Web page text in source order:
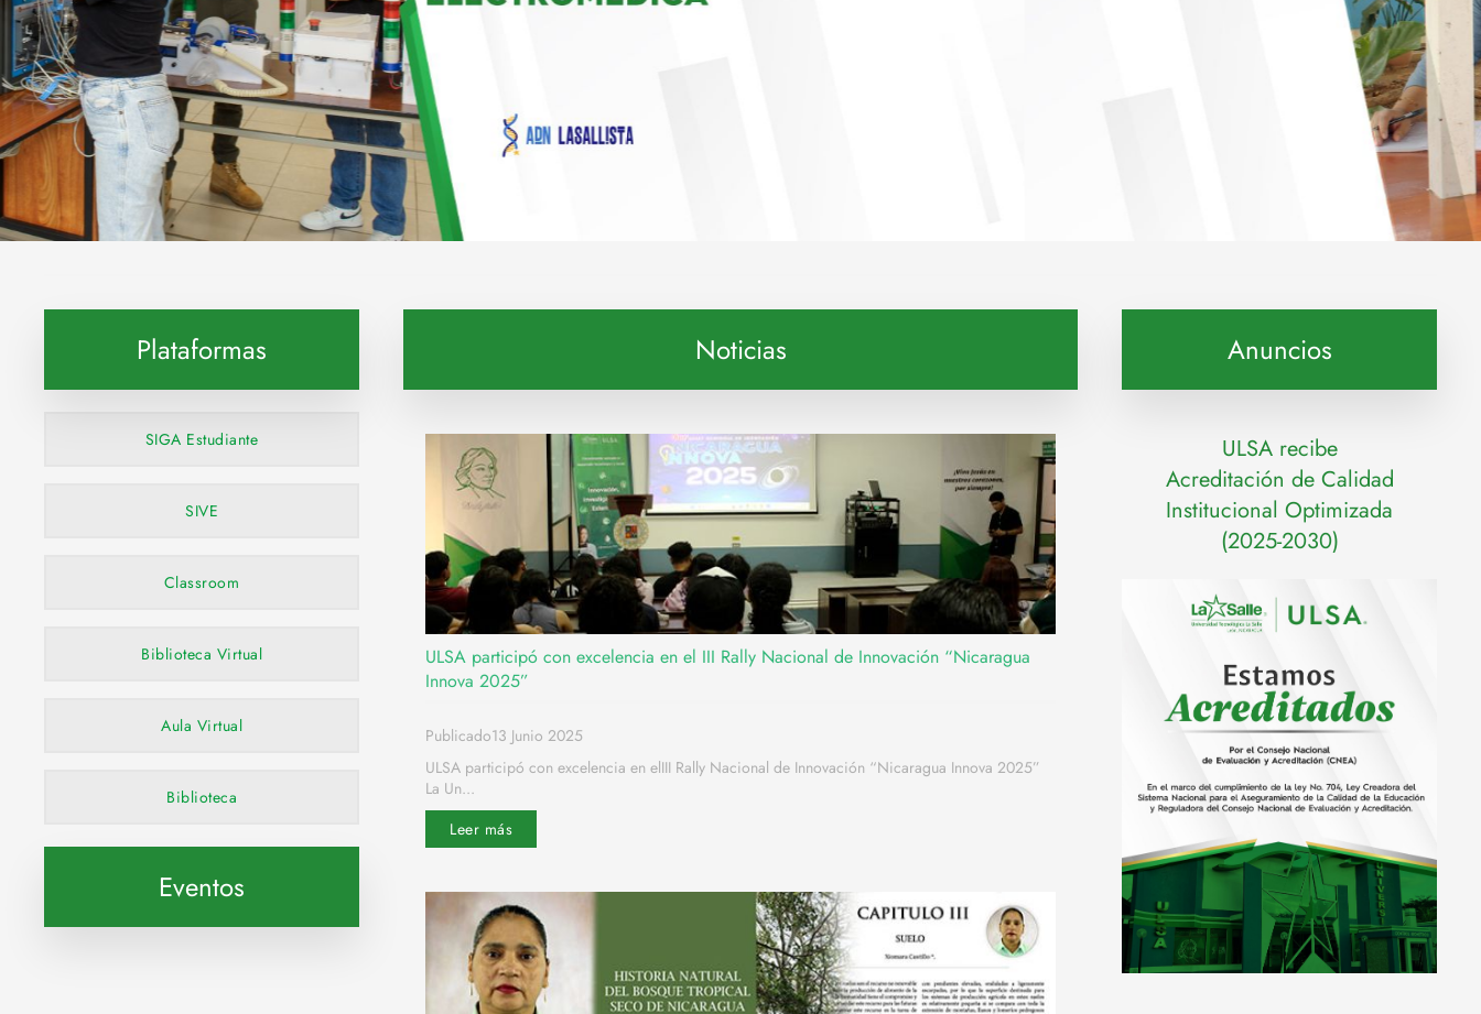
Explora esta carrera
Plataformas
SIGA Estudiante
SIVE
Classroom
Biblioteca Virtual
Aula Virtual
Biblioteca
Eventos
Noticias
ULSA participó con excelencia en el III Rally Nacional de Innovación “Nicaragua
Innova 2025”
Publicado13 Junio 2025
ULSA participó con excelencia en elIII Rally Nacional de Innovación “Nicaragua Innova 2025”
La Un...
Leer más
Anuncios
ULSA recibe
Acreditación de Calidad
Institucional Optimizada
(2025-2030)